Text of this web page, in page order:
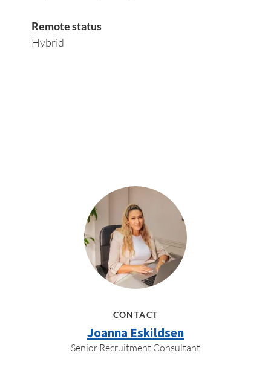
Remote status
Hybrid
CONTACT
Joanna Eskildsen
Senior Recruitment Consultant